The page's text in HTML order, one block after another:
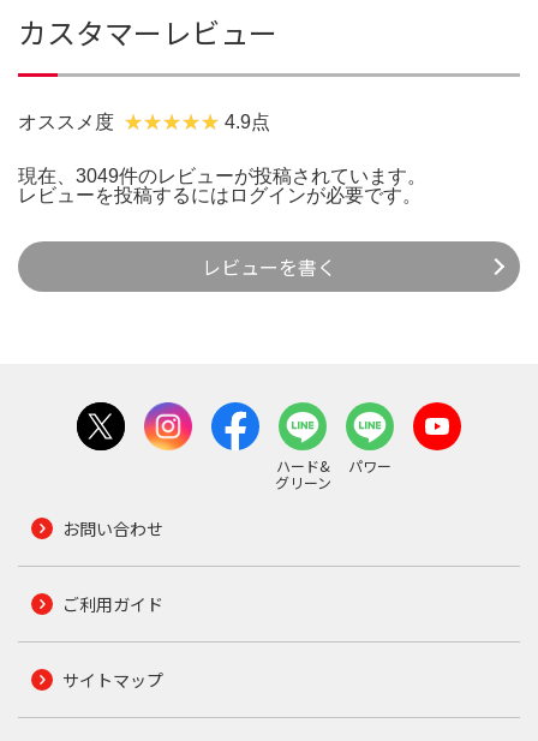
カスタマーレビュー
オススメ度 4.9点
現在、3049件のレビューが投稿されています。
レビューを投稿するには ログインが必要です。
レビューを書く
ハード&
グリーン
パワー
お問い合わせ
ご利用ガイド
サイトマップ